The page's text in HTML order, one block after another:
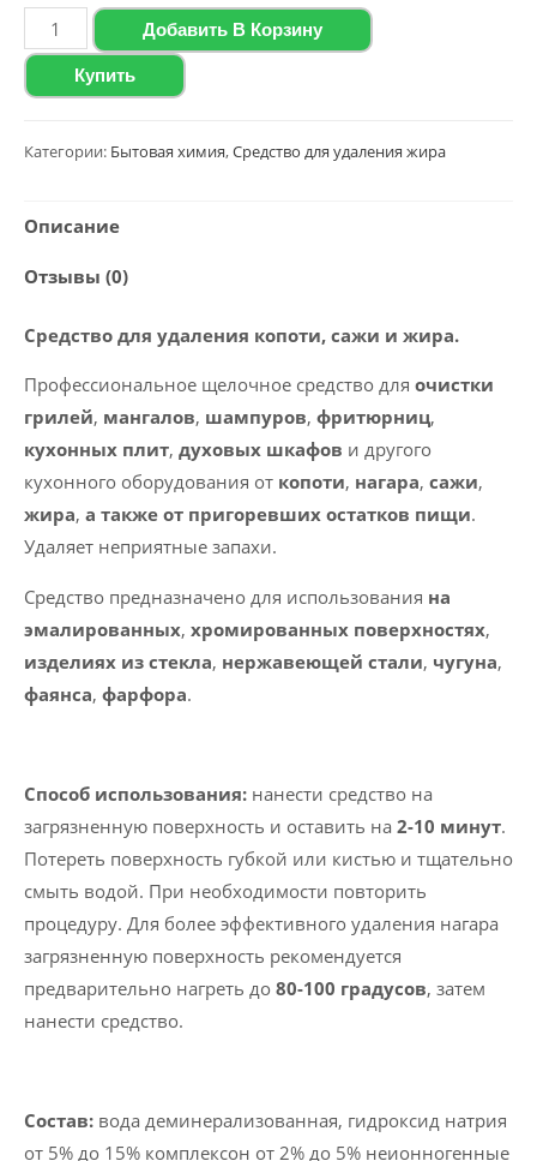
Количество
товара
Средство
удаления
и
2020
"Chef
Grill"
0,5л
Добавить В Корзину
Купить
Категории: Бытовая химия,Средство для удаления жира
Описание
Отзывы (0)
Средство для удаления копоти, сажи и жира.
Профессиональное щелочное средство для очистки
грилей, мангалов, шампуров, фритюрниц,
кухонных плит, духовых шкафов и другого
кухонного оборудования от копоти, нагара, сажи,
жира, а также от пригоревших остатков пищи.
Удаляет неприятные запахи.
Средство предназначено для использования на
эмалированных, хромированных поверхностях,
изделиях из стекла, нержавеющей стали, чугуна,
фаянса, фарфора.
Способ использования: нанести средство на
загрязненную поверхность и оставить на 2-10 минут.
Потереть поверхность губкой или кистью и тщательно
смыть водой. При необходимости повторить
процедуру. Для более эффективного удаления нагара
загрязненную поверхность рекомендуется
предварительно нагреть до 80-100 градусов, затем
нанести средство.
Состав: вода деминерализованная, гидроксид натрия
от 5% до 15% комплексон от 2% до 5% неионногенные